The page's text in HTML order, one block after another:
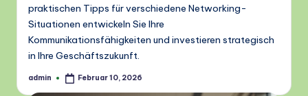
praktischen Tipps für verschiedene Networking-
Situationen entwickeln Sie Ihre
Kommunikationsfähigkeiten und investieren strategisch
in Ihre Geschäftszukunft.
Posted
admin Februar 10, 2026